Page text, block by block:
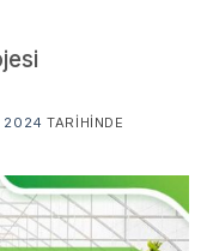
2024 TARIHINDE